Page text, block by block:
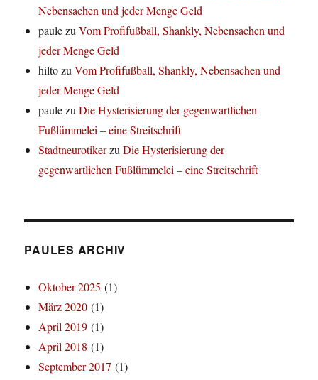
Nebensachen und jeder Menge Geld
paulezuVom Profifußball, Shankly, Nebensachen und
jeder Menge Geld
hiltozuVom Profifußball, Shankly, Nebensachen und
jeder Menge Geld
paulezuDie Hysterisierung der gegenwartlichen
Fußlümmelei – eine Streitschrift
StadtneurotikerzuDie Hysterisierung der
gegenwartlichen Fußlümmelei – eine Streitschrift
PAULES ARCHIV
Oktober 2025 (1)
März 2020 (1)
April 2019 (1)
April 2018 (1)
September 2017 (1)